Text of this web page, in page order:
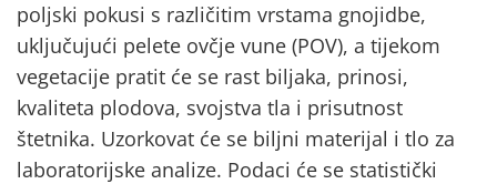
poljski pokusi s različitim vrstama gnojidbe,
uključujući pelete ovčje vune (POV), a tijekom
vegetacije pratit će se rast biljaka, prinosi,
kvaliteta plodova, svojstva tla i prisutnost
štetnika. Uzorkovat će se biljni materijal i tlo za
laboratorijske analize. Podaci će se statistički